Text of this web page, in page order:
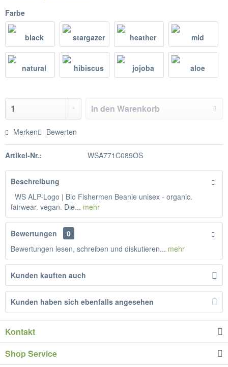
Farbe
In den Warenkorb
Merken Bewerten
Artikel-Nr.: WSA771C089OS
Beschreibung
WS ALP-Logo | Bio Fishermen Beanie unisex - organic.
fairwear. vegan. Die... mehr
Bewertungen
0
Bewertungen lesen, schreiben und diskutieren... mehr
Kunden kauften auch
Kunden haben sich ebenfalls angesehen
Kontakt
Shop Service